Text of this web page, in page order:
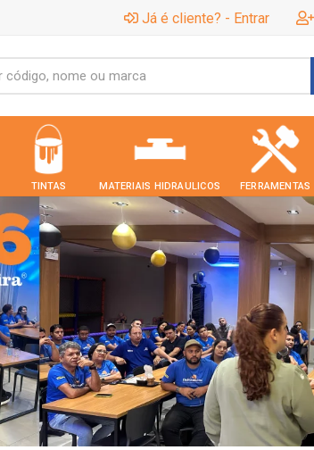
Já é cliente? - Entrar
TINTAS MATERIAIS HIDRAULICOS FERRAMENTAS